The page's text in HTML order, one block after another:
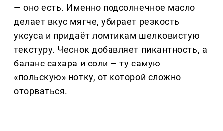
— оно есть. Именно подсолнечное масло
делает вкус мягче, убирает резкость
уксуса и придаёт ломтикам шелковистую
текстуру. Чеснок добавляет пикантность, а
баланс сахара и соли — ту самую
«польскую» нотку, от которой сложно
оторваться.